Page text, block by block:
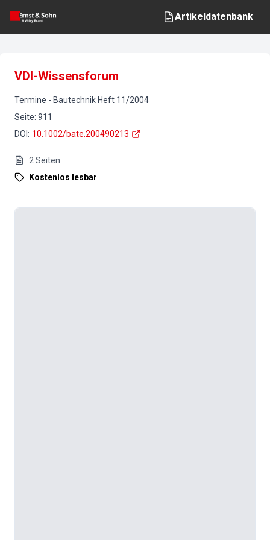
Artikeldatenbank
VDI-Wissensforum
Termine - Bautechnik Heft 11/2004
Seite: 911
DOI : 10.1002/bate.200490213
2 Seiten
Kostenlos lesbar